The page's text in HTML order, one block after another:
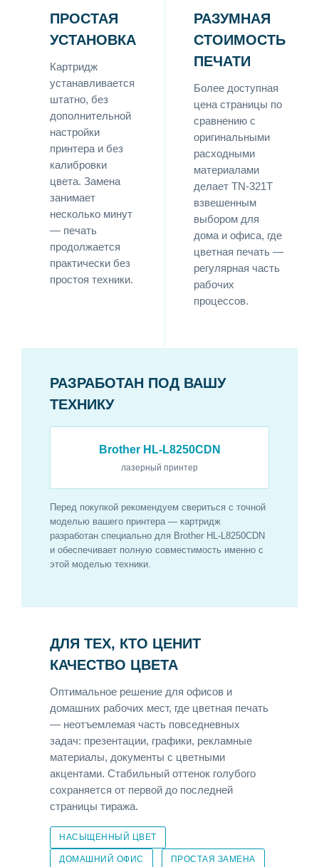
ПРОСТАЯ
УСТАНОВКА
Картридж
устанавливается
штатно, без
дополнительной
настройки
принтера и без
калибровки
цвета. Замена
занимает
несколько минут
— печать
продолжается
практически без
простоя техники.
РАЗУМНАЯ
СТОИМОСТЬ
ПЕЧАТИ
Более доступная
цена страницы по
сравнению с
оригинальными
расходными
материалами
делает TN-321T
взвешенным
выбором для
дома и офиса, где
цветная печать —
регулярная часть
рабочих
процессов.
РАЗРАБОТАН ПОД ВАШУ
ТЕХНИКУ
Brother HL-L8250CDN
лазерный принтер
Перед покупкой рекомендуем свериться с точной
моделью вашего принтера — картридж
разработан специально для Brother HL-L8250CDN
и обеспечивает полную совместимость именно с
этой моделью техники.
ДЛЯ ТЕХ, КТО ЦЕНИТ
КАЧЕСТВО ЦВЕТА
Оптимальное решение для офисов и
домашних рабочих мест, где цветная печать
— неотъемлемая часть повседневных
задач: презентации, графики, рекламные
материалы, документы с цветными
акцентами. Стабильный оттенок голубого
сохраняется от первой до последней
страницы тиража.
НАСЫЩЕННЫЙ ЦВЕТ
ДОМАШНИЙ ОФИС ПРОСТАЯ ЗАМЕНА